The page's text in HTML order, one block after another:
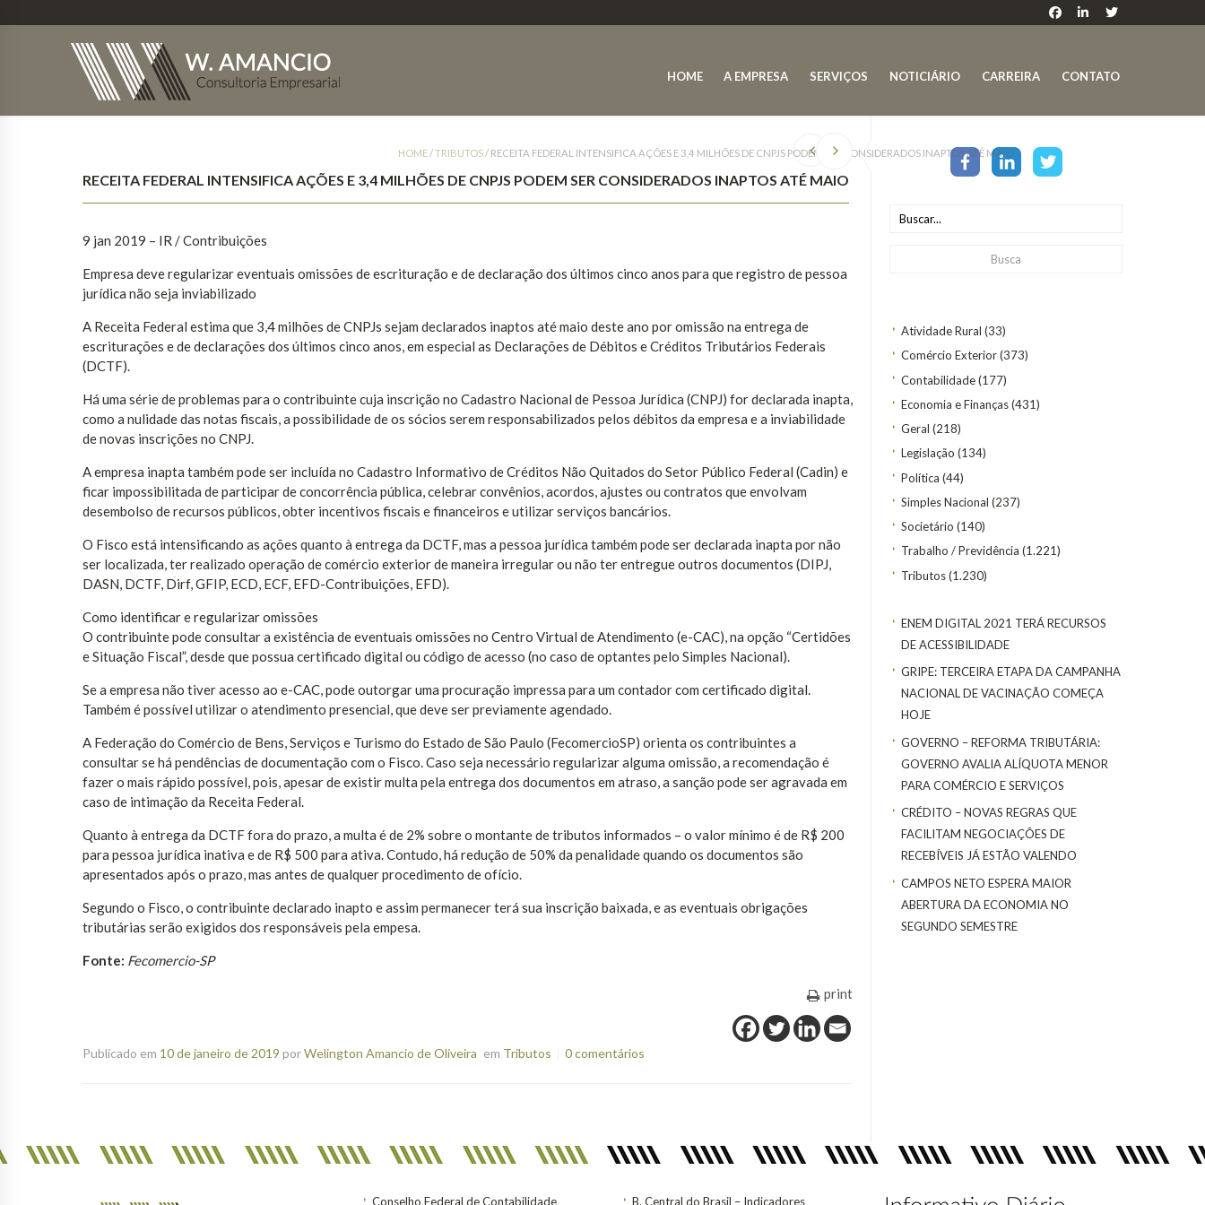
HOME A EMPRESA SERVIÇOS NOTICIÁRIO CARREIRA CONTATO
Atividade Rural (33)
Comércio Exterior(373)
Contabilidade(177)
Economia e Finanças(431)
Geral (218)
Legislação (134)
Política (44)
Simples Nacional (237)
Societário (140)
Trabalho / Previdência (1.221)
Tributos(1.230)
ENEM DIGITAL 2021 TERÁ RECURSOS
DE ACESSIBILIDADE
GRIPE: TERCEIRA ETAPA DA CAMPANHA
NACIONAL DE VACINAÇÃO COMEÇA
HOJE
GOVERNO – REFORMA TRIBUTÁRIA:
GOVERNO AVALIA ALÍQUOTA MENOR
PARA COMÉRCIO E SERVIÇOS
CRÉDITO – NOVAS REGRAS QUE
FACILITAM NEGOCIAÇÕES DE
RECEBÍVEIS JÁ ESTÃO VALENDO
CAMPOS NETO ESPERA MAIOR
ABERTURA DA ECONOMIA NO
SEGUNDO SEMESTRE
HOME/TRIBUTOS/ RECEITA FEDERAL INTENSIFICA AÇÕES E 3,4 MILHÕES DE CNPJS PODEM SER CONSIDERADOS INAPTOS ATÉ MAIO
RECEITA FEDERAL INTENSIFICA AÇÕES E 3,4 MILHÕES DE CNPJS PODEM SER CONSIDERADOS INAPTOS ATÉ MAIO
9 jan 2019 – IR / Contribuições
Empresa deve regularizar eventuais omissões de escrituração e de declaração dos últimos cinco anos para que registro de pessoa
jurídica não seja inviabilizado
A Receita Federal estima que 3,4 milhões de CNPJs sejam declarados inaptos até maio deste ano por omissão na entrega de
escriturações e de declarações dos últimos cinco anos, em especial as Declarações de Débitos e Créditos Tributários Federais
(DCTF).
Há uma série de problemas para o contribuinte cuja inscrição no Cadastro Nacional de Pessoa Jurídica (CNPJ) for declarada inapta,
como a nulidade das notas fiscais, a possibilidade de os sócios serem responsabilizados pelos débitos da empresa e a inviabilidade
de novas inscrições no CNPJ.
A empresa inapta também pode ser incluída no Cadastro Informativo de Créditos Não Quitados do Setor Público Federal (Cadin) e
ficar impossibilitada de participar de concorrência pública, celebrar convênios, acordos, ajustes ou contratos que envolvam
desembolso de recursos públicos, obter incentivos fiscais e financeiros e utilizar serviços bancários.
O Fisco está intensificando as ações quanto à entrega da DCTF, mas a pessoa jurídica também pode ser declarada inapta por não
ser localizada, ter realizado operação de comércio exterior de maneira irregular ou não ter entregue outros documentos (DIPJ,
DASN, DCTF, Dirf, GFIP, ECD, ECF, EFD-Contribuições, EFD).
Como identificar e regularizar omissões
O contribuinte pode consultar a existência de eventuais omissões no Centro Virtual de Atendimento (e-CAC), na opção “Certidões
e Situação Fiscal”, desde que possua certificado digital ou código de acesso (no caso de optantes pelo Simples Nacional).
Se a empresa não tiver acesso ao e-CAC, pode outorgar uma procuração impressa para um contador com certificado digital.
Também é possível utilizar o atendimento presencial, que deve ser previamente agendado.
A Federação do Comércio de Bens, Serviços e Turismo do Estado de São Paulo (FecomercioSP) orienta os contribuintes a
consultar se há pendências de documentação com o Fisco. Caso seja necessário regularizar alguma omissão, a recomendação é
fazer o mais rápido possível, pois, apesar de existir multa pela entrega dos documentos em atraso, a sanção pode ser agravada em
caso de intimação da Receita Federal.
Quanto à entrega da DCTF fora do prazo, a multa é de 2% sobre o montante de tributos informados – o valor mínimo é de R$ 200
para pessoa jurídica inativa e de R$ 500 para ativa. Contudo, há redução de 50% da penalidade quando os documentos são
apresentados após o prazo, mas antes de qualquer procedimento de ofício.
Segundo o Fisco, o contribuinte declarado inapto e assim permanecer terá sua inscrição baixada, e as eventuais obrigações
tributárias serão exigidos dos responsáveis pela empesa.
Fonte: Fecomercio-SP
print
Publicado em 10 de janeiro de 2019 porWelington Amancio de Oliveira em Tributos 0 comentários
Conselho Federal de Contabilidade B. Central do Brasil – Indicadores